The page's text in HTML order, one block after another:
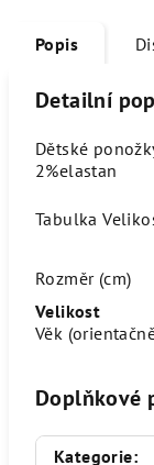
Popis
Detailní
Dětské
2%elastan
Tabulka
Rozměr (cm)
Velikost
Věk
Doplňkové
Kategorie: